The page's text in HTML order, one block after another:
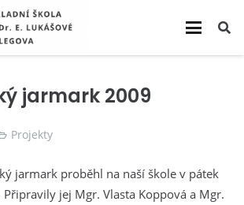
jarmark 2009
Projekty
jarmark proběhl na naší škole v pátek
jej Mgr. Vlasta Koppová a Mgr.